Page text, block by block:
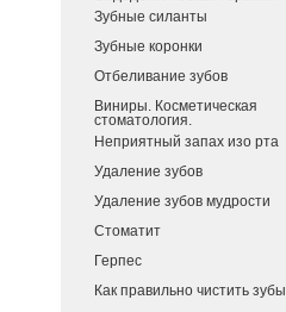
Зубные силанты
Зубные коронки
Отбеливание зубов
Виниры. Косметическая
стоматология.
Неприятный запах изо рта
Удаление зубов
Удаление зубов мудрости
Стоматит
Герпес
Как правильно чистить зубы